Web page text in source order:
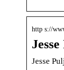
http s://
Jesse